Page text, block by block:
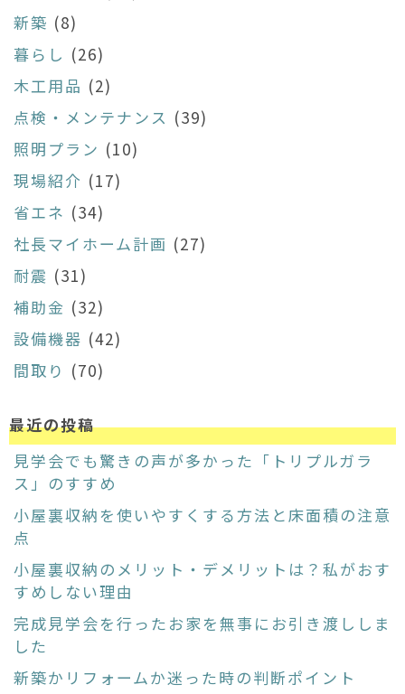
新築 (8)
暮らし (26)
木工用品 (2)
点検・メンテナンス (39)
照明プラン (10)
現場紹介 (17)
省エネ (34)
社長マイホーム計画 (27)
耐震 (31)
補助金 (32)
設備機器 (42)
間取り (70)
最近の投稿
見学会でも驚きの声が多かった「トリプルガラ
ス」のすすめ
小屋裏収納を使いやすくする方法と床面積の注意
点
小屋裏収納のメリット・デメリットは？私がおす
すめしない理由
完成見学会を行ったお家を無事にお引き渡ししま
した
新築かリフォームか迷った時の判断ポイント